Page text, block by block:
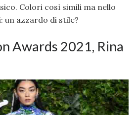
Colori così simili ma nello
un azzardo di stile?
Awards 2021, Rina